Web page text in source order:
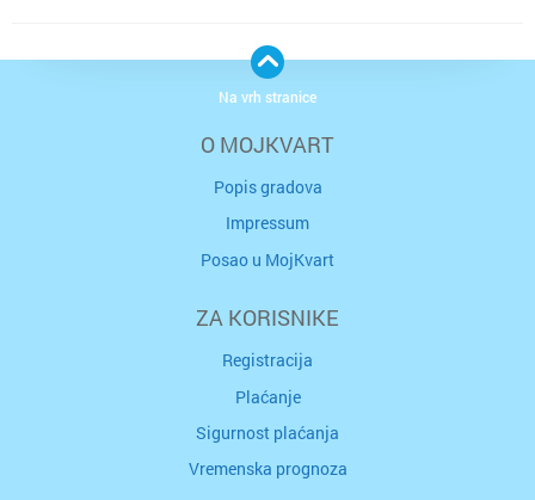
O MOJKVART
Popis gradova
Impressum
Posao u MojKvart
ZA KORISNIKE
Registracija
Plaćanje
Sigurnost plaćanja
Vremenska prognoza
Na vrh stranice